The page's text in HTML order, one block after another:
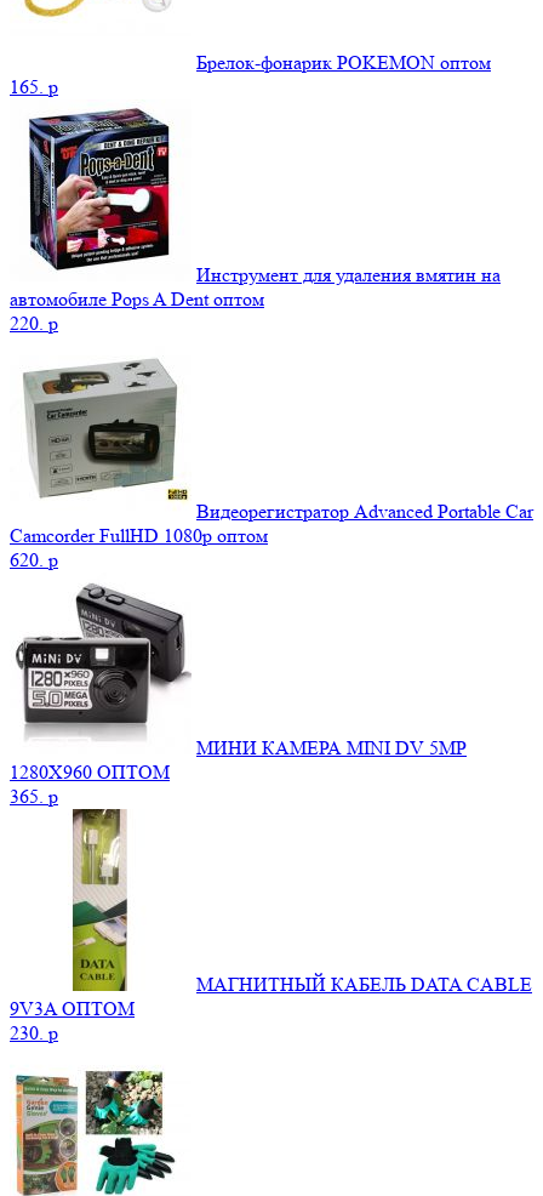
Брелок-фонарик POKEMON оптом
165. p
Инструмент для удаления вмятин на
автомобиле Pops A Dent оптом
220. p
Видеорегистратор Advanced Portable Car
Camcorder FullHD 1080p оптом
620. p
МИНИ КАМЕРА MINI DV 5MP
1280X960 ОПТОМ
365. p
МАГНИТНЫЙ КАБЕЛЬ DATA CABLE
9V3A ОПТОМ
230. p